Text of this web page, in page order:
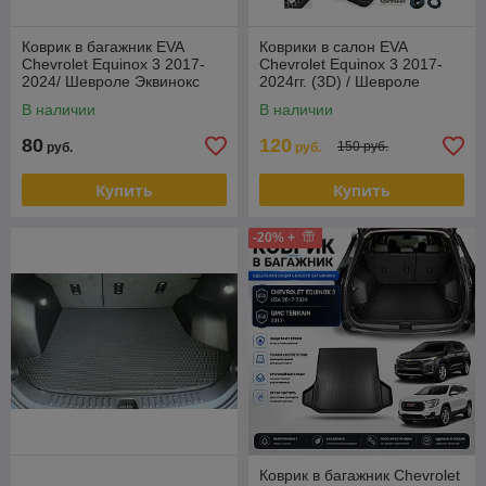
Коврик в багажник EVA
Chevrolet Equinox 3 2017-
2024/ Шевроле Эквинокс
В наличии
80 руб.
Купить
Коврики в салон EVA
Chevrolet Equinox 3 2017-
2024гг. (3D) / Шевроле
В наличии
120 руб. 150 руб.
Купить
-20% +
Коврик в багажник Chevrolet